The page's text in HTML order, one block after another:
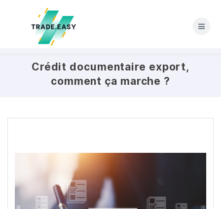
Crédit documentaire export,
comment ça marche ?